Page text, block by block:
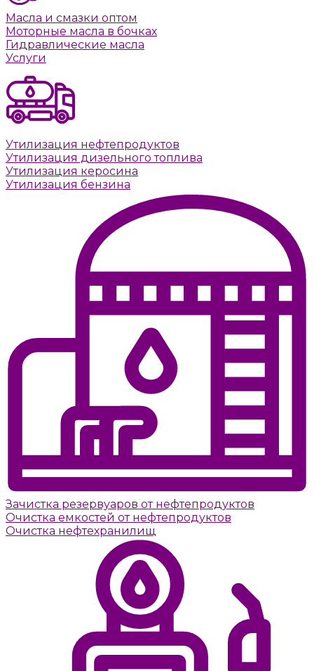
Масла и смазки оптом
Моторные масла в бочках
Гидравлические масла
Услуги
Утилизация нефтепродуктов
Утилизация дизельного топлива
Утилизация керосина
Утилизация бензина
Зачистка резервуаров от нефтепродуктов
Очистка емкостей от нефтепродуктов
Очистка нефтехранилищ